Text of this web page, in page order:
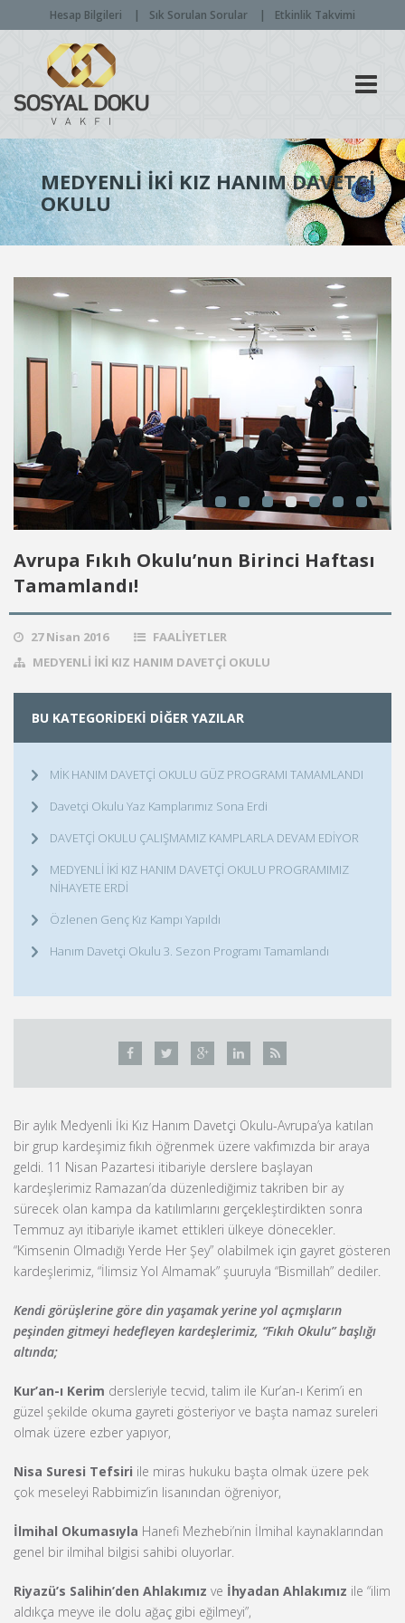
Hesap Bilgileri Sık Sorulan Sorular Etkinlik Takvimi
MEDYENLI İKI KIZ HANIM DAVETÇI
OKULU
Avrupa Fıkıh Okulu’nun Birinci Haftası
Tamamlandı!
27 Nisan 2016
FAALIYETLER
MEDYENLI İKI KIZ HANIM DAVETÇI OKULU
BU KATEGORIDEKI DIĞER YAZILAR
MİK HANIM DAVETÇİ OKULU GÜZ PROGRAMI TAMAMLANDI
Davetçi Okulu Yaz Kamplarımız Sona Erdi
DAVETÇİ OKULU ÇALIŞMAMIZ KAMPLARLA DEVAM EDİYOR
MEDYENLİ İKİ KIZ HANIM DAVETÇİ OKULU PROGRAMIMIZ
NİHAYETE ERDİ
Özlenen Genç Kız Kampı Yapıldı
Hanım Davetçi Okulu 3. Sezon Programı Tamamlandı
Bir aylık Medyenli İki Kız Hanım Davetçi Okulu-Avrupa’ya katılan
bir grup kardeşimiz fıkıh öğrenmek üzere vakfımızda bir araya
geldi. 11 Nisan Pazartesi itibariyle derslere başlayan
kardeşlerimiz Ramazan’da düzenlediğimiz takriben bir ay
sürecek olan kampa da katılımlarını gerçekleştirdikten sonra
Temmuz ayı itibariyle ikamet ettikleri ülkeye dönecekler.
“Kimsenin Olmadığı Yerde Her Şey” olabilmek için gayret gösteren
kardeşlerimiz, “İlimsiz Yol Almamak” şuuruyla “Bismillah” dediler.
Kendi görüşlerine göre din yaşamak yerine yol açmışların
peşinden gitmeyi hedefleyen kardeşlerimiz, “Fıkıh Okulu” başlığı
altında;
Kur’an-ı Kerim dersleriyle tecvid, talim ile Kur’an-ı Kerim’i en
güzel şekilde okuma gayreti gösteriyor ve başta namaz sureleri
olmak üzere ezber yapıyor,
Nisa Suresi Tefsiri ile miras hukuku başta olmak üzere pek
çok meseleyi Rabbimiz’in lisanından öğreniyor,
İlmihal Okumasıyla Hanefi Mezhebi’nin İlmihal kaynaklarından
genel bir ilmihal bilgisi sahibi oluyorlar.
Riyazü’s Salihin’den Ahlakımız ve İhyadan Ahlakımız ile “ilim
aldıkça meyve ile dolu ağaç gibi eğilmeyi”,